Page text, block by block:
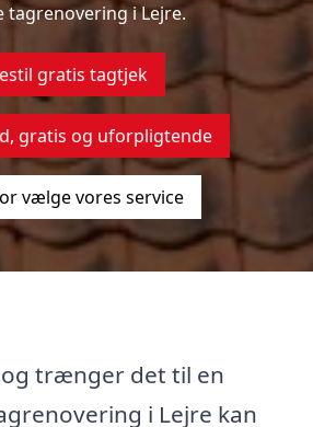
tagrenovering i Lejre.
gratis tagtjek
gratis og uforpligtende
vælge vores service
trænger det til en
i Lejre kan